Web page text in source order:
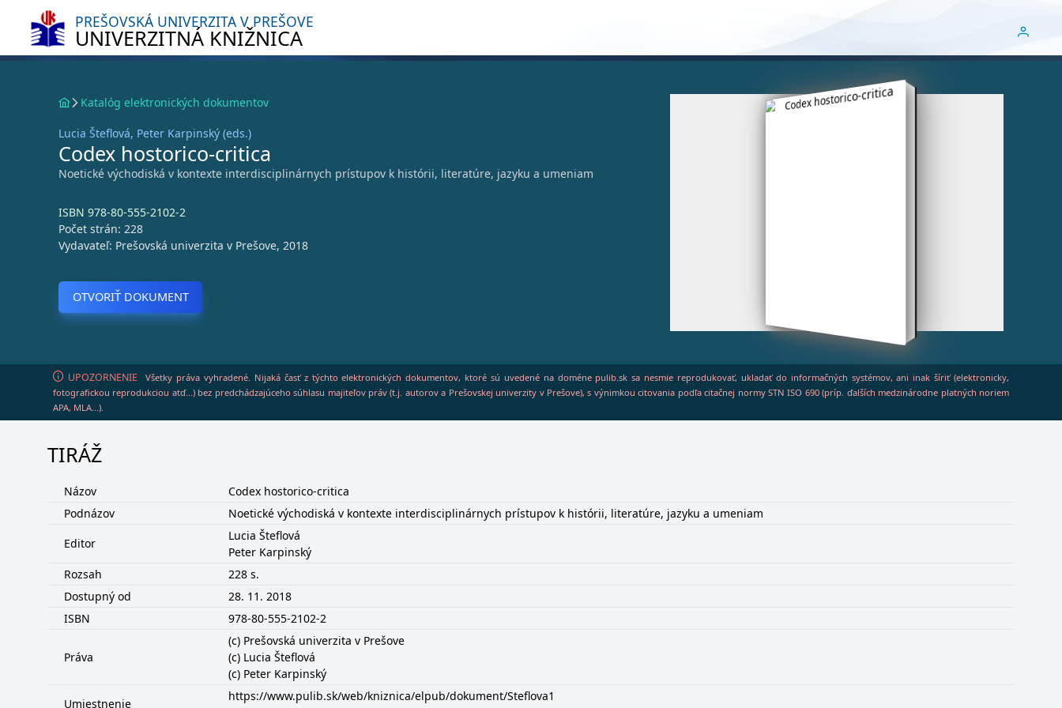
PREŠOVSKÁ UNIVERZITA V PREŠOVE
UNIVERZITNÁ KNIŽNICA
Katalóg elektronických dokumentov
Lucia Šteflová, Peter Karpinský (eds.)
Codex hostorico-critica
Noetické východiská v kontexte interdisciplinárnych prístupov k histórii, literatúre, jazyku a umeniam
ISBN 978-80-555-2102-2
Počet strán: 228
Vydavateľ: Prešovská univerzita v Prešove, 2018
OTVORIŤ DOKUMENT
UPOZORNENIE
Všetky práva vyhradené. Nijaká časť z týchto elektronických dokumentov, ktoré sú uvedené na doméne pulib.sk sa nesmie reprodukovať, ukladať do informačných systémov, ani inak šíriť (elektronicky,
fotografickou reprodukciou atď...) bez predchádzajúceho súhlasu majiteľov práv (t.j. autorov a Prešovskej univerzity v Prešove), s výnimkou citovania podľa citačnej normy STN ISO 690 (príp. ďalších medzinárodne platných noriem
APA, MLA...).
TIRÁŽ
Názov
Codex hostorico-critica
Podnázov
Noetické východiská v kontexte interdisciplinárnych prístupov k histórii, literatúre, jazyku a umeniam
Editor
Lucia Šteflová
Peter Karpinský
Rozsah
228 s.
Dostupný od
28. 11. 2018
ISBN
978-80-555-2102-2
Práva
(c) Prešovská univerzita v Prešove
(c) Lucia Šteflová
(c) Peter Karpinský
Umiestnenie
https://www.pulib.sk/web/kniznica/elpub/dokument/Steflova1